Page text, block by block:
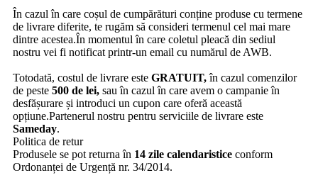
În cazul în care coșul de cumpărături conține produse cu termene
de livrare diferite, te rugăm să consideri termenul cel mai mare
dintre acestea.În momentul în care coletul pleacă din sediul
nostru vei fi notificat printr-un email cu numărul de AWB.
Totodată, costul de livrare este GRATUIT,în cazul comenzilor
de peste 500 de lei, sau în cazul în care avem o campanie în
desfășurare și introduci un cupon care oferă această
opțiune.Partenerul nostru pentru serviciile de livrare este
Sameday.
Politica de retur
Produsele se pot returna în 14 zile calendaristice conform
Ordonanței de Urgență nr. 34/2014.